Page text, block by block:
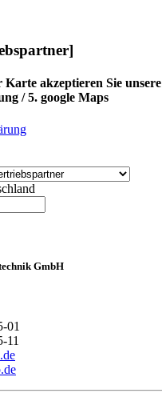
akzeptieren Sie unsere
/ 5. google Maps
GmbH
01
11